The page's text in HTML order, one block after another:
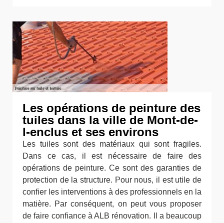
Les opérations de peinture des
tuiles dans la ville de Mont-de-
l-enclus et ses environs
Les tuiles sont des matériaux qui sont fragiles.
Dans ce cas, il est nécessaire de faire des
opérations de peinture. Ce sont des garanties de
protection de la structure. Pour nous, il est utile de
confier les interventions à des professionnels en la
matière. Par conséquent, on peut vous proposer
de faire confiance à ALB rénovation. Il a beaucoup